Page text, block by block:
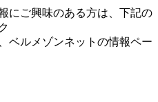
にご興味のある方は、下記の
ベルメゾンネットの情報ペー